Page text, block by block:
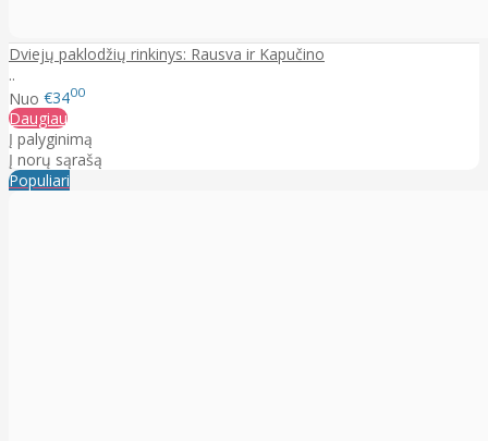
Dviejų paklodžių rinkinys: Rausva ir Kapučino
..
Nuo €3400
Daugiau
Į palyginimą
Į norų sąrašą
Populiari